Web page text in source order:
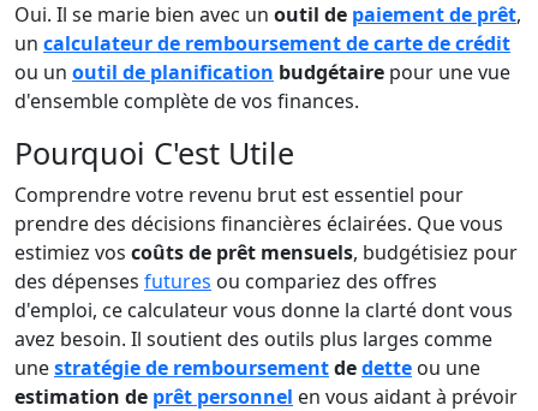
Oui. Il se marie bien avec un outil de paiement de prêt,
un calculateur de remboursement de carte de crédit
ou un outil de planification budgétaire pour une vue
d'ensemble complète de vos finances.
Pourquoi C'est Utile
Comprendre votre revenu brut est essentiel pour
prendre des décisions financières éclairées. Que vous
estimiez vos coûts de prêt mensuels, budgétisiez pour
des dépenses futures ou compariez des offres
d'emploi, ce calculateur vous donne la clarté dont vous
avez besoin. Il soutient des outils plus larges comme
unestratégie de remboursementdedette ou une
estimation de prêt personnel en vous aidant à prévoir